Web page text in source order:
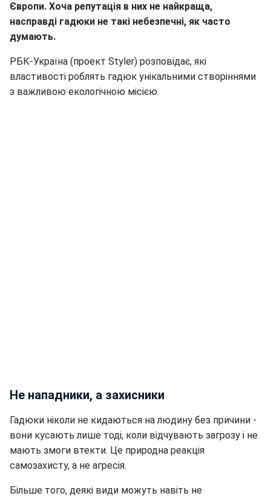
Європи. Хоча репутація в них не найкраща,
насправді гадюки не такі небезпечні, як часто
думають.
РБК-Україна (проект Styler) розповідає, які
властивості роблять гадюк унікальними створіннями
з важливою екологічною місією.
Не нападники, а захисники
Гадюки ніколи не кидаються на людину без причини -
вони кусають лише тоді, коли відчувають загрозу і не
мають змоги втекти. Це природна реакція
самозахисту, а не агресія.
Більше того, деякі види можуть навіть не